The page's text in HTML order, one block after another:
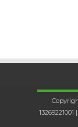
13269221001